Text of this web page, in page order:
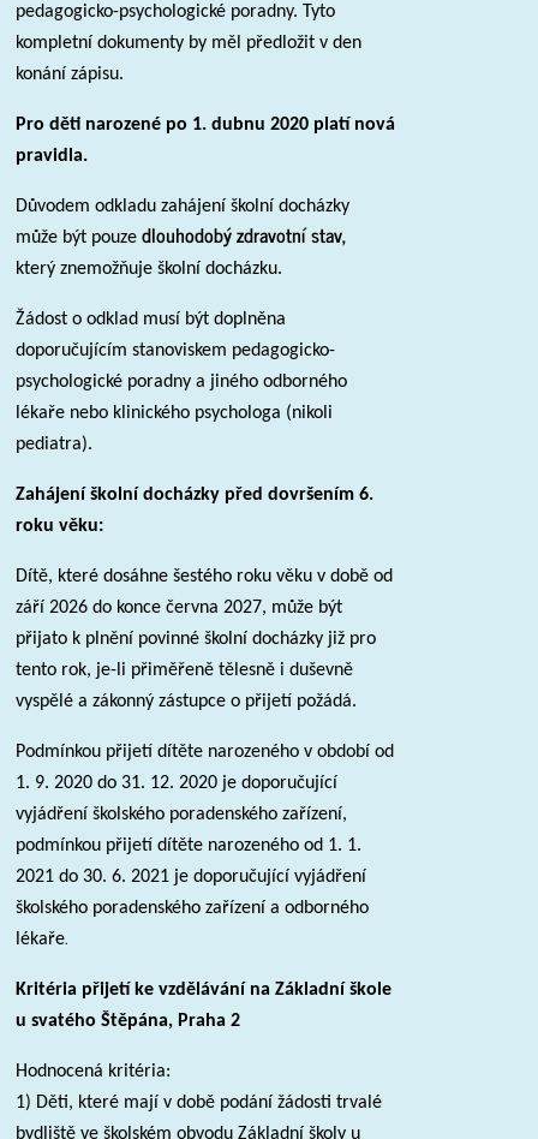
pedagogicko-psychologické poradny. Tyto
kompletní dokumenty by měl předložit v den
konání zápisu.
Pro děti narozené po 1. dubnu 2020 platí nová
pravidla.
Důvodem odkladu zahájení školní docházky
může být pouzedlouhodobý zdravotní stav,
který znemožňuje školní docházku.
Žádost o odklad musí být doplněna
doporučujícím stanoviskem pedagogicko-
psychologické poradny a jiného odborného
lékaře nebo klinického psychologa (nikoli
pediatra).
Zahájení školní docházky před dovršením 6.
roku věku:
Dítě, které dosáhne šestého roku věku v době od
září 2026 do konce června 2027, může být
přijato k plnění povinné školní docházky již pro
tento rok, je-li přiměřeně tělesně i duševně
vyspělé a zákonný zástupce o přijetí požádá.
Podmínkou přijetí dítěte narozeného v období od
1. 9. 2020 do 31. 12. 2020 je doporučující
vyjádření školského poradenského zařízení,
podmínkou přijetí dítěte narozeného od 1. 1.
2021 do 30. 6. 2021 je doporučující vyjádření
školského poradenského zařízení a odborného
lékaře.
Kritéria přijetí ke vzdělávání na Základní škole
u svatého Štěpána, Praha 2
Hodnocená kritéria:
1) Děti, které mají v době podání žádosti trvalé
bydliště ve školském obvodu Základní školy u